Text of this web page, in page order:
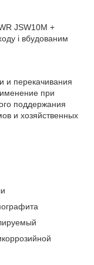
JSW10M +
і вбудованим
и перекачивания
при
поддержания
и хозяйственных